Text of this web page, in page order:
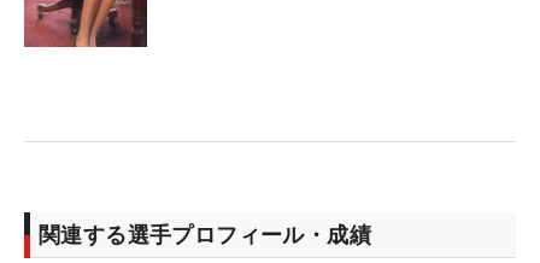
関連する選手プロフィール・成績